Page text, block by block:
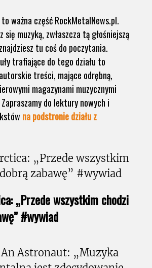
to ważna część RockMetalNews.pl.
się muzyką, zwłaszcza tą głośniejszą
tu coś do poczytania.
trafiające do tego działu to
treści, mające odrębną,
magazynami muzycznymi
do lektury nowych i
na podstronie działu z
„Przede wszystkim chodzi
#wywiad